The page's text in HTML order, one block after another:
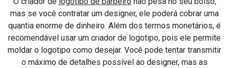
mas se você contratar um designer, ele poderá cobrar uma
quantia enorme de dinheiro. Além dos termos monetários, é
recomendável usar um criador de logotipo, pois ele permite
moldar o logotipo como desejar. Você pode tentar transmitir
o máximo de detalhes possível ao designer, mas as